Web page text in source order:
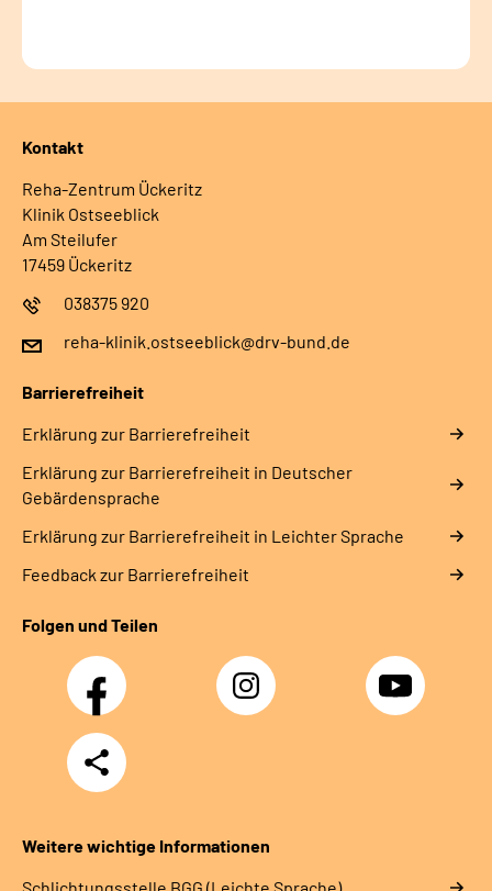
Kontakt
Reha-Zentrum Ückeritz
Klinik Ostseeblick
Am Steilufer
17459 Ückeritz
038375 920
reha-klinik.ostseeblick@drv-bund.de
Barrierefreiheit
Erklärung zur Barrierefreiheit
Erklärung zur Barrierefreiheit in Deutscher
Gebärdensprache
Erklärung zur Barrierefreiheit in Leichter Sprache
Feedback zur Barrierefreiheit
Folgen und Teilen
Facebook Instagram YouTube
Teilen
Weitere wichtige Informationen